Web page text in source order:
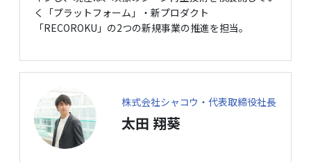
く「プラットフォーム」・新プロダクト
「RECOROKU」の2つの新規事業の推進を担当。
株式会社シャコウ・代表取締役社長
太田 翔葵